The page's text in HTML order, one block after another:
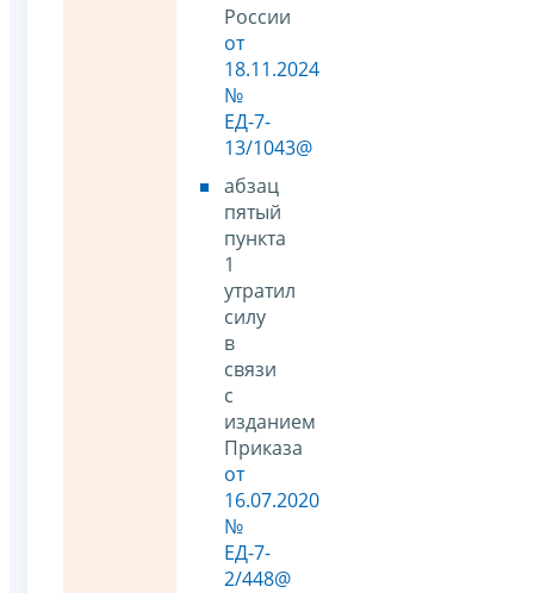
России
от
18.11.2024
№
ЕД-7-
13/1043@
абзац
пятый
пункта
1
утратил
силу
в
связи
с
изданием
Приказа
от
16.07.2020
№
ЕД-7-
2/448@